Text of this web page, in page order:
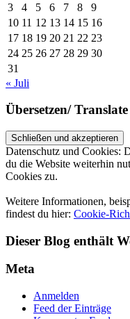
3
4 5 6 7 8
9
10 11 12 13 14 15 16
17 18 19 20 21 22 23
24 25 26 27 28 29 30
31
« Juli
Übersetzen/ Translate
Datenschutz und Cookies:
du die Website weiterhin
Cookies zu.
Weitere Informationen,
findest du hier: Cookie-
Dieser Blog enthält
Meta
Anmelden
Feed der Einträge